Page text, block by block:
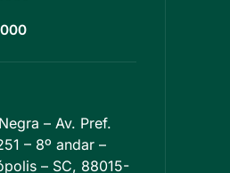
– Av. Pref.
– 8º andar –
– SC, 88015-